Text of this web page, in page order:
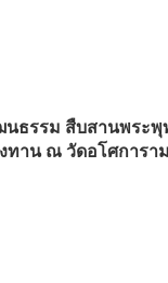
นธรรม สืบสานพระ
ทาน ณ วัดอโศการาม